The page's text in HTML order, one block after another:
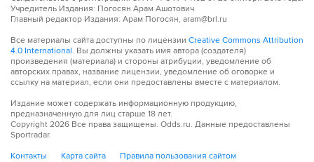
Учредитель Издания: Погосян Арам Ашотович
Главный редактор Издания: Арам Погосян, aram@brl.ru
Все материалы сайта доступны по лицензии Creative Commons Attribution
4.0 International. Вы должны указать имя автора (создателя)
произведения (материала) и стороны атрибуции, уведомление об
авторских правах, название лицензии, уведомление об оговорке и
ссылку на материал, если они предоставлены вместе с материалом.
Издание может содержать информационную продукцию,
предназначенную для лиц старше 18 лет.
Copyright 2026 Все права защищены. Odds.ru. Данные предоставлены
Sportradar.
Контакты
Карта сайта Правила пользования сайтом